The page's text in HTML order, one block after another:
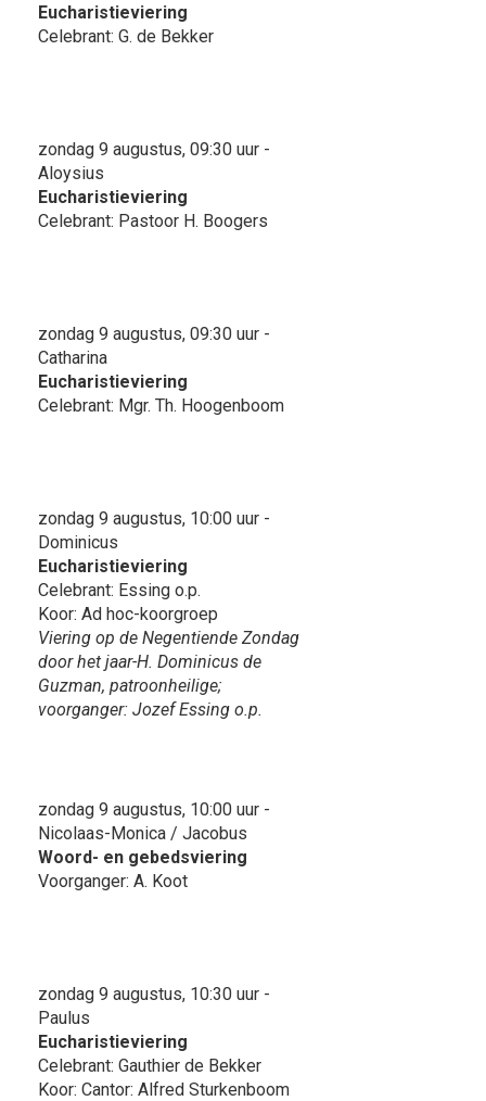
Eucharistieviering
Celebrant: G. de Bekker
zondag 9 augustus, 09:30 uur -
Aloysius
Eucharistieviering
Celebrant: Pastoor H. Boogers
zondag 9 augustus, 09:30 uur -
Catharina
Eucharistieviering
Celebrant: Mgr. Th. Hoogenboom
zondag 9 augustus, 10:00 uur -
Dominicus
Eucharistieviering
Celebrant: Essing o.p.
Koor: Ad hoc-koorgroep
Viering op de Negentiende Zondag
door het jaar-H. Dominicus de
Guzman, patroonheilige;
voorganger: Jozef Essing o.p.
zondag 9 augustus, 10:00 uur -
Nicolaas-Monica / Jacobus
Woord- en gebedsviering
Voorganger: A. Koot
zondag 9 augustus, 10:30 uur -
Paulus
Eucharistieviering
Celebrant: Gauthier de Bekker
Koor: Cantor: Alfred Sturkenboom